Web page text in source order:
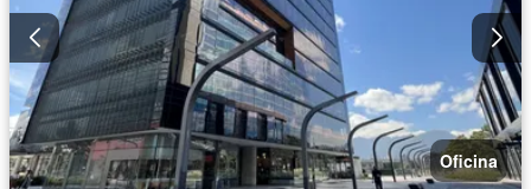
Oficina